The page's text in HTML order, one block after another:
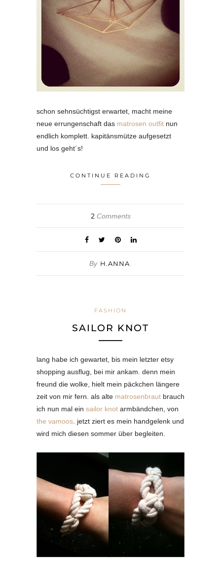
schon sehnsüchtigst erwartet, macht meine
neue errungenschaft das matrosen outfit nun
endlich komplett. kapitänsmütze aufgesetzt
und los geht´s!
CONTINUE READING
2 Comments
By H.ANNA
FASHION
SAILOR KNOT
lang habe ich gewartet, bis mein letzter etsy
shopping ausflug, bei mir ankam. denn mein
freund die wolke, hielt mein päckchen längere
zeit von mir fern. als alte matrosenbraut brauch
ich nun mal ein sailor knot armbändchen, von
the vamoos . jetzt ziert es mein handgelenk und
wird mich diesen sommer über begleiten.